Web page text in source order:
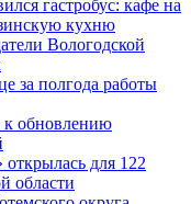
гастробус: кафе на
кухню
Вологодской
за полгода работы
к обновлению
открылась для 122
области